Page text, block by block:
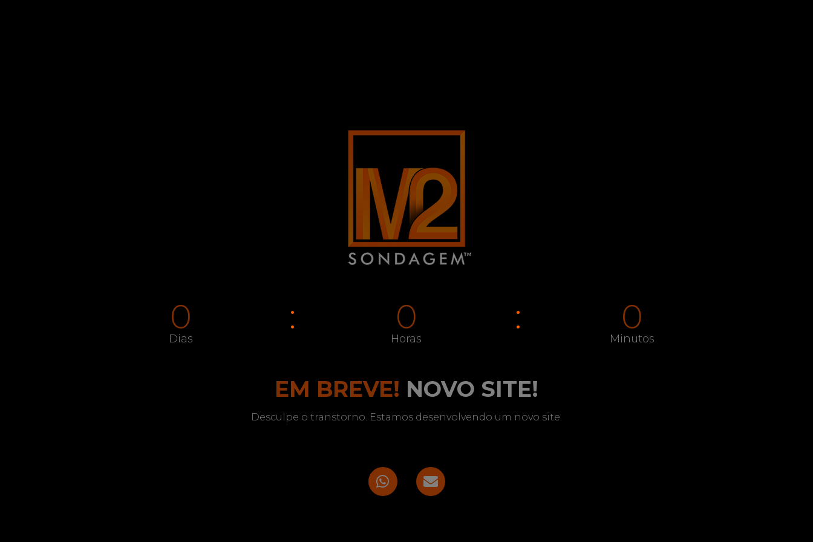
0
Dias
0
Horas
0
Minutos
EM BREVE! NOVO SITE!
Desculpe o transtorno. Estamos desenvolvendo um novo site.